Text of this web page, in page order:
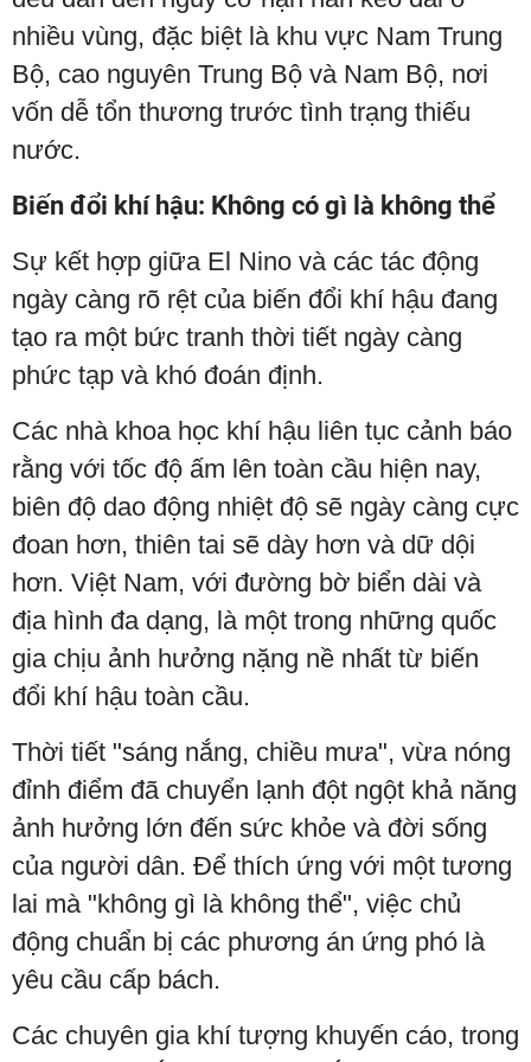
nhiều vùng, đặc biệt là khu vực Nam Trung
Bộ, cao nguyên Trung Bộ và Nam Bộ, nơi
vốn dễ tổn thương trước tình trạng thiếu
nước.
Biến đổi khí hậu: Không có gì là không thể
Sự kết hợp giữa El Nino và các tác động
ngày càng rõ rệt của biến đổi khí hậu đang
tạo ra một bức tranh thời tiết ngày càng
phức tạp và khó đoán định.
Các nhà khoa học khí hậu liên tục cảnh báo
rằng với tốc độ ấm lên toàn cầu hiện nay,
biên độ dao động nhiệt độ sẽ ngày càng cực
đoan hơn, thiên tai sẽ dày hơn và dữ dội
hơn. Việt Nam, với đường bờ biển dài và
địa hình đa dạng, là một trong những quốc
gia chịu ảnh hưởng nặng nề nhất từ biến
đổi khí hậu toàn cầu.
Thời tiết "sáng nắng, chiều mưa", vừa nóng
đỉnh điểm đã chuyển lạnh đột ngột khả năng
ảnh hưởng lớn đến sức khỏe và đời sống
của người dân. Để thích ứng với một tương
lai mà "không gì là không thể", việc chủ
động chuẩn bị các phương án ứng phó là
yêu cầu cấp bách.
Các chuyên gia khí tượng khuyến cáo, trong